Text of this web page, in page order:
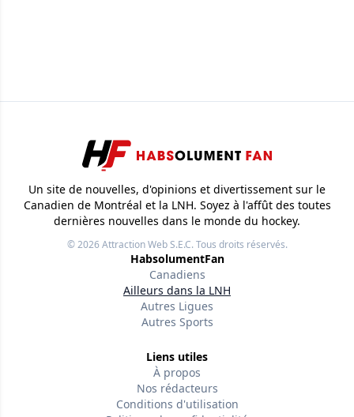
Un site de nouvelles, d'opinions et divertissement sur le
Canadien de Montréal et la LNH. Soyez à l'affût des toutes
dernières nouvelles dans le monde du hockey.
© 2026Attraction Web S.E.C.Tous droits réservés.
HabsolumentFan
Canadiens
Ailleurs dans la LNH
Autres Ligues
Autres Sports
Liens utiles
À propos
Nos rédacteurs
Conditions d'utilisation